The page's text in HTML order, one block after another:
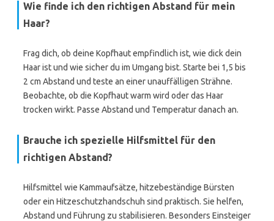
Wie finde ich den richtigen Abstand für mein
Haar?
Frag dich, ob deine Kopfhaut empfindlich ist, wie dick dein
Haar ist und wie sicher du im Umgang bist. Starte bei 1,5 bis
2 cm Abstand und teste an einer unauffälligen Strähne.
Beobachte, ob die Kopfhaut warm wird oder das Haar
trocken wirkt. Passe Abstand und Temperatur danach an.
Brauche ich spezielle Hilfsmittel für den
richtigen Abstand?
Hilfsmittel wie Kammaufsätze, hitzebeständige Bürsten
oder ein Hitzeschutzhandschuh sind praktisch. Sie helfen,
Abstand und Führung zu stabilisieren. Besonders Einsteiger